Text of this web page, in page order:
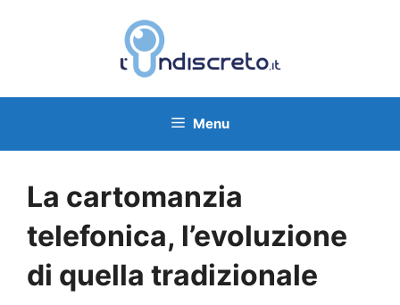
Menu
La cartomanzia
telefonica, l’evoluzione
di quella tradizionale